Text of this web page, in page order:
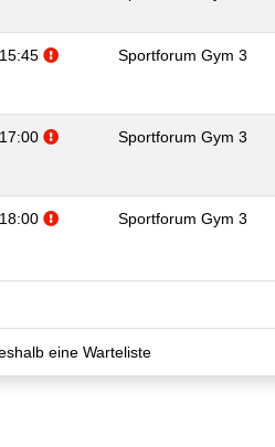
Zusatzinformationen beachten.
Sportforum Gym 3
Zusatzinformationen beachten.
Sportforum Gym 3
Zusatzinformationen beachten.
Sportforum Gym 3
eine Warteliste